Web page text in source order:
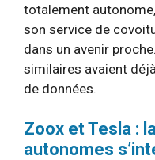
totalement
son service de
dans un avenir
similaires avaient
de données.
Zoox et Tesla :
autonomes